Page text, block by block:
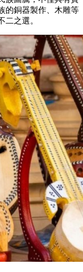
的銅器製作、木雕等
二之選。